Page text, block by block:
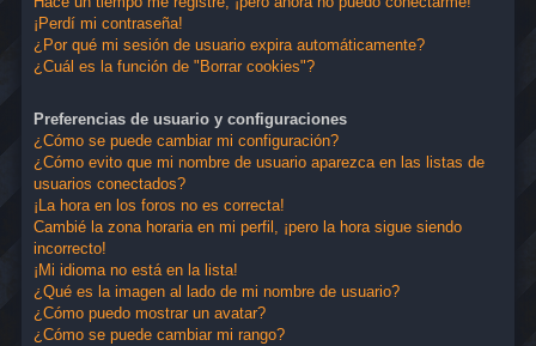
¡Perdí mi contraseña!
¿Por qué mi sesión de usuario expira automáticamente?
¿Cuál es la función de "Borrar cookies"?
Preferencias de usuario y configuraciones
¿Cómo se puede cambiar mi configuración?
¿Cómo evito que mi nombre de usuario aparezca en las listas de
usuarios conectados?
¡La hora en los foros no es correcta!
Cambié la zona horaria en mi perfil, ¡pero la hora sigue siendo
incorrecto!
¡Mi idioma no está en la lista!
¿Qué es la imagen al lado de mi nombre de usuario?
¿Cómo puedo mostrar un avatar?
¿Cómo se puede cambiar mi rango?